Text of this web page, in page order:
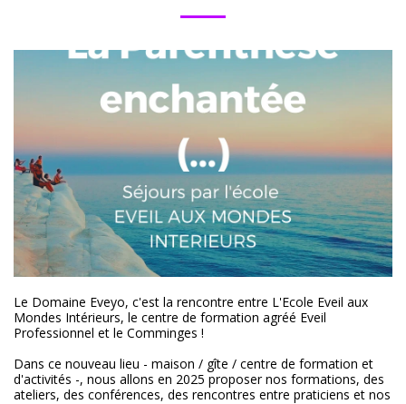
Le Domaine Eveyo, c'est la rencontre entre L'Ecole Eveil aux
Mondes Intérieurs, le centre de formation agréé Eveil
Professionnel et le Comminges !
Dans ce nouveau lieu - maison / gîte / centre de formation et
d'activités -, nous allons en 2025 proposer nos formations, des
ateliers, des conférences, des rencontres entre praticiens et nos